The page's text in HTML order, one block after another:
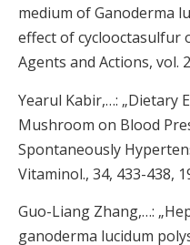
medium of Ganoderma
effect of cyclooctasulfur
Agents and Actions, vol.
Yearul Kabir,…: „Dietary
Mushroom on Blood
Spontaneously
Vitaminol., 34, 433-438,
Guo-Liang Zhang,…:
ganoderma lucidum